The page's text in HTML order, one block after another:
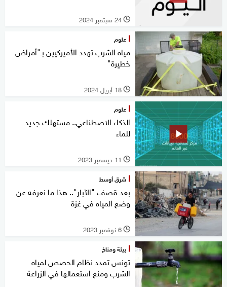
l 24 سبتمبر 2024
علوم
مياه الشرب تهدد الأميركيين بـ"أمراض
خطيرة"
l 18 أبريل 2024
علوم
الذكاء الاصطناعي.. مستهلك جديد
للماء
l 11 ديسمبر 2023
شرق أوسط
بعد قصف "الآبار".. هذا ما نعرفه عن
وضع المياه في غزة
l 6 نوفمبر 2023
بيئة ومناخ
تونس تمدد نظام الحصص لمياه
الشرب ومنع استعمالها في الزراعة